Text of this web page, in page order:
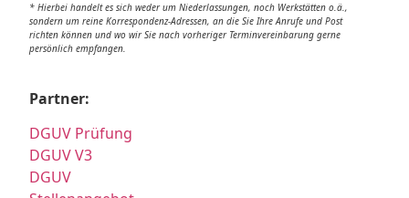
* Hierbei handelt es sich weder um Niederlassungen, noch Werkstätten o.ä.,
sondern um reine Korrespondenz-Adressen, an die Sie Ihre Anrufe und Post
richten können und wo wir Sie nach vorheriger Terminvereinbarung gerne
persönlich empfangen.
Partner:
DGUV Prüfung
DGUV V3
DGUV